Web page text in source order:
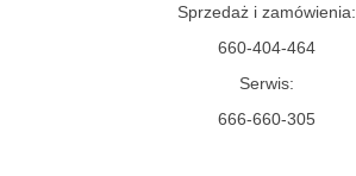
Sprzedaż i zamówienia:
660-404-464
Serwis:
666-660-305